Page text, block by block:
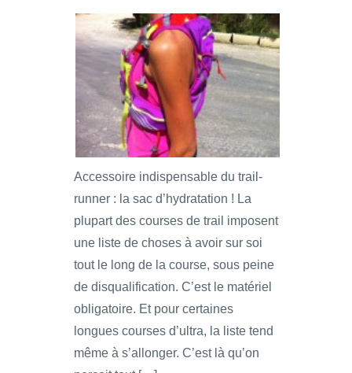
Accessoire indispensable du trail-
runner : la sac d’hydratation ! La
plupart des courses de trail imposent
une liste de choses à avoir sur soi
tout le long de la course, sous peine
de disqualification. C’est le matériel
obligatoire. Et pour certaines
longues courses d’ultra, la liste tend
même à s’allonger. C’est là qu’on